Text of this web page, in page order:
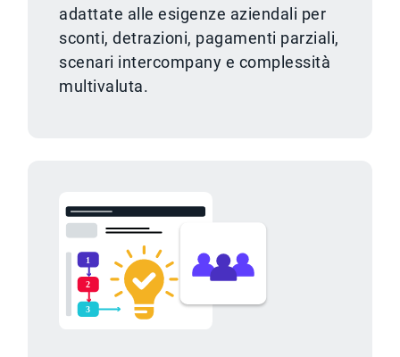
adattate alle esigenze aziendali per
sconti, detrazioni, pagamenti parziali,
scenari intercompany e complessità
multivaluta.